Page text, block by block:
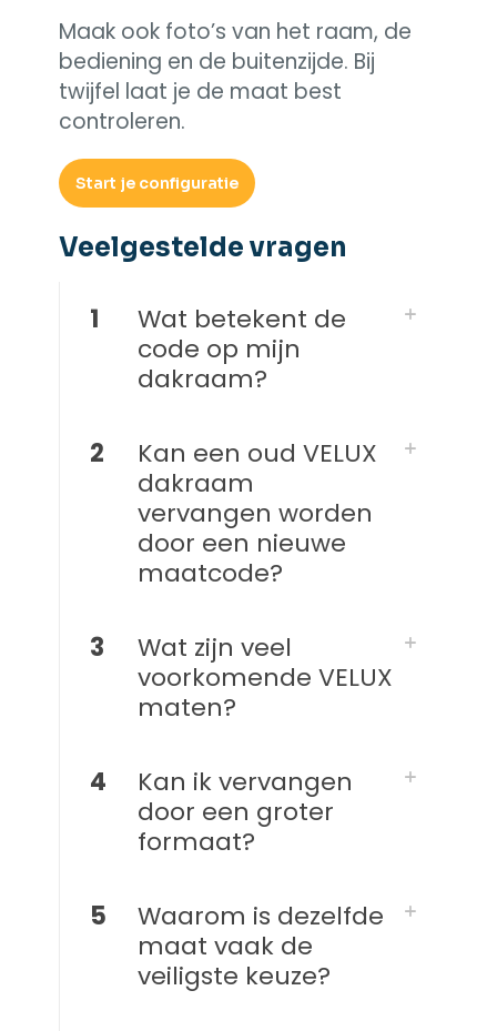
Maak ook foto’s van het raam, de
bediening en de buitenzijde. Bij
twijfel laat je de maat best
controleren.
Start je configuratie
Veelgestelde vragen​
1
Wat betekent de
code op mijn
dakraam?
2
Kan een oud VELUX
dakraam
vervangen worden
door een nieuwe
maatcode?
3
Wat zijn veel
voorkomende VELUX
maten?
4
Kan ik vervangen
door een groter
formaat?
5
Waarom is dezelfde
maat vaak de
veiligste keuze?